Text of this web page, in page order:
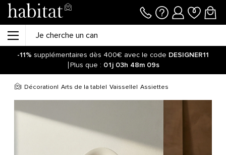
-11% supplémentaires dès 400€ avec le code DESIGNER11
Plus que : 01j 03h 48m 09s
Décoration Arts de la table Vaisselle Assiettes